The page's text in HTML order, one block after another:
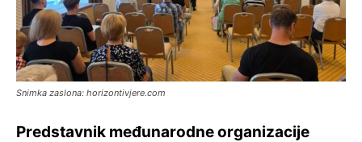
Snimka zaslona: horizontivjere.com
Predstavnik međunarodne organizacije